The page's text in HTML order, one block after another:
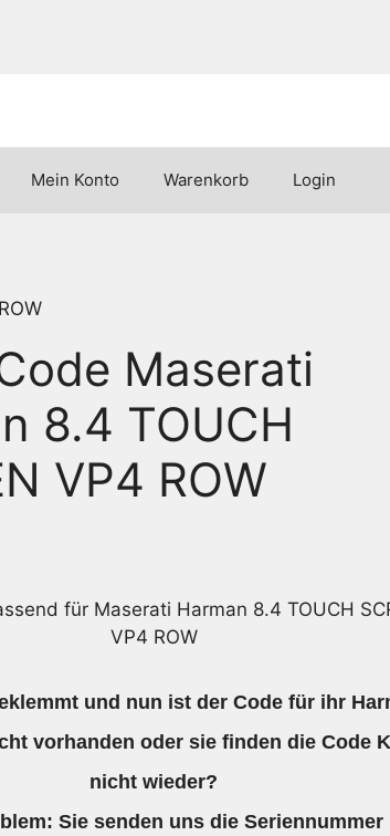
Mein Konto Warenkorb Login
Maserati
8.4 TOUCH
VP4 ROW
für Maserati Harman 8.4 TOUCH
VP4 ROW
und nun ist der Code für ihr
vorhanden oder sie finden die Code
nicht wieder?
Sie senden uns die Seriennummer